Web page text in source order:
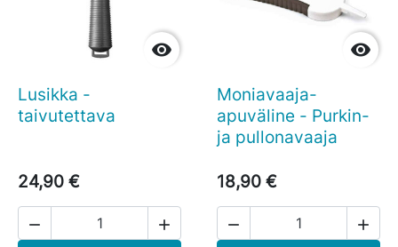

Lusikka -
taivutettava
24,90 €
 

Moniavaaja-
apuväline - Purkin-
ja pullonavaaja
18,90 €
 